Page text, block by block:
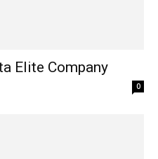
Elite Company
0